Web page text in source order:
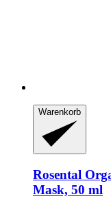
Warenkorb
Rosental
Mask, 50 ml